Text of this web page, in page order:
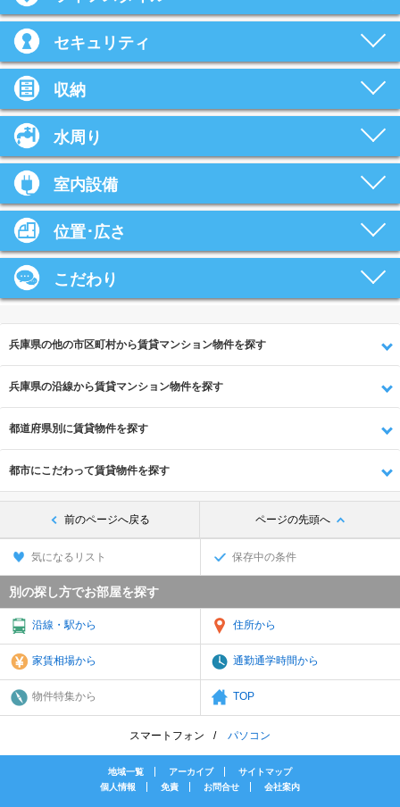
セキュリティ
収納
水周り
室内設備
位置･広さ
こだわり
兵庫県の他の市区町村から賃貸マンション物件を探す
兵庫県の沿線から賃貸マンション物件を探す
都道府県別に賃貸物件を探す
都市にこだわって賃貸物件を探す
前のページへ戻る ページの先頭へ
気になるリスト 保存中の条件
別の探し方でお部屋を探す
沿線・駅から 住所から
家賃相場から 通勤通学時間から
物件特集から TOP
スマートフォン パソコン
地域一覧 アーカイブ
サイトマップ
個人情報
免責 お問合せ 会社案内